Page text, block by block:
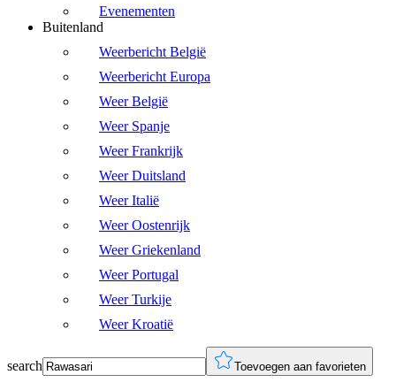
Evenementen
Buitenland
Weerbericht België
Weerbericht Europa
Weer België
Weer Spanje
Weer Frankrijk
Weer Duitsland
Weer Italië
Weer Oostenrijk
Weer Griekenland
Weer Portugal
Weer Turkije
Weer Kroatië
search Toevoegen aan favorieten